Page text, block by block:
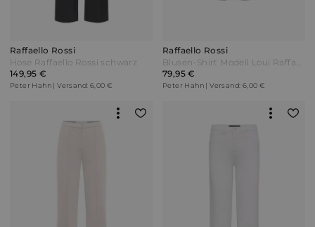
Raffaello Rossi
Hose Raffaello Rossi schwarz
149,95 €
Peter Hahn | Versand: 6,00 €
Raffaello Rossi
79,95 €
Peter Hahn | Versand: 6,00 €